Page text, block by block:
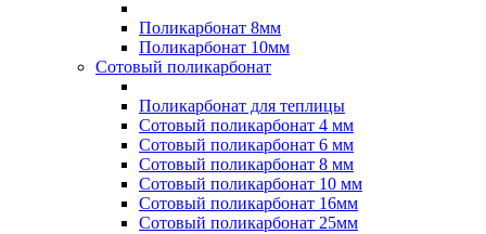
Поликарбонат 8мм
Поликарбонат 10мм
Сотовый поликарбонат
Поликарбонат для теплицы
Сотовый поликарбонат 4 мм
Сотовый поликарбонат 6 мм
Сотовый поликарбонат 8 мм
Сотовый поликарбонат 10 мм
Сотовый поликарбонат 16мм
Сотовый поликарбонат 25мм